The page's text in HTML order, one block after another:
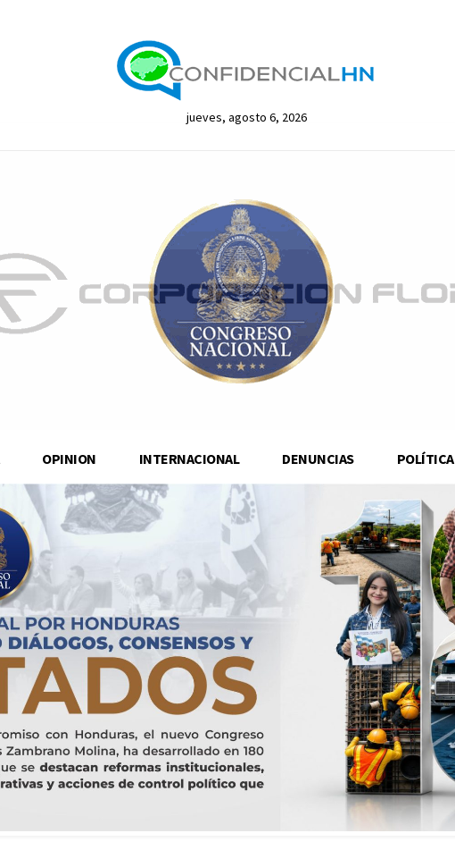
jueves, agosto 6, 2026
OPINION INTERNACIONAL DENUNCIAS POLÍTICA